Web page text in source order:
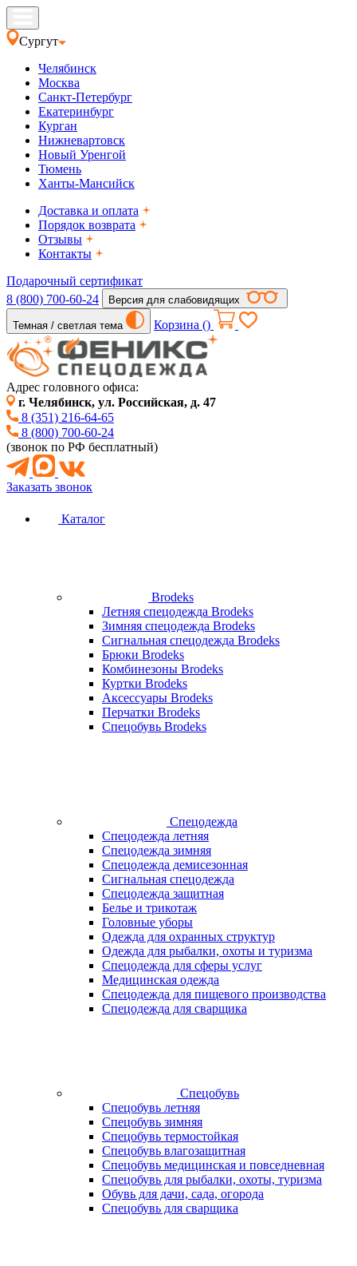
Сургут
Челябинск
Москва
Санкт-Петербург
Екатеринбург
Курган
Нижневартовск
Новый Уренгой
Тюмень
Ханты-Мансийск
Доставка и оплата
Порядок возврата
Отзывы
Контакты
Подарочный сертификат
8 (800) 700-60-24
Версия для слабовидящих
Темная / светлая тема Корзина ()
Адрес головного офиса:
г. Челябинск, ул. Российская, д. 47
8 (351) 216-64-65
8 (800) 700-60-24
(звонок по РФ бесплатный)
Заказать звонок
Каталог
Brodeks
Летняя спецодежда Brodeks
Зимняя спецодежда Brodeks
Сигнальная спецодежда Brodeks
Брюки Brodeks
Комбинезоны Brodeks
Куртки Brodeks
Аксессуары Brodeks
Перчатки Brodeks
Спецобувь Brodeks
Спецодежда
Спецодежда летняя
Спецодежда зимняя
Спецодежда демисезонная
Сигнальная спецодежда
Спецодежда защитная
Белье и трикотаж
Головные уборы
Одежда для охранных структур
Одежда для рыбалки, охоты и туризма
Спецодежда для сферы услуг
Медицинская одежда
Спецодежда для пищевого производства
Спецодежда для сварщика
Спецобувь
Спецобувь летняя
Спецобувь зимняя
Спецобувь термостойкая
Спецобувь влагозащитная
Спецобувь медицинская и повседневная
Спецобувь для рыбалки, охоты, туризма
Обувь для дачи, сада, огорода
Спецобувь для сварщика